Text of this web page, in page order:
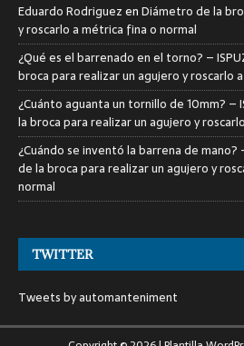
Eduardo RodriguezenDiámetro de la
y roscarlo a métrica fina o normal
¿Qué es el barrenado en el torno? –
broca para realizar un agujero y roscarlo
¿Cuánto aguanta un tornillo de 10mm? –
la broca para realizar un agujero y
¿Cuándo se inventó la barrena de mano?
de la broca para realizar un agujero y
normal
TWITTER
Tweets by automanteniment